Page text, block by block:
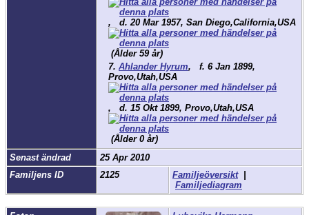
, d. 20 Mar 1957, San Diego,California,USA
(Ålder 59 år)
7. Ahlander Hyrum, f. 6 Jan 1899,
Provo,Utah,USA
, d. 15 Okt 1899, Provo,Utah,USA
(Ålder 0 år)
Senast ändrad
25 Apr 2010
Familjens ID
2125 Familjeöversikt|
Familjediagram